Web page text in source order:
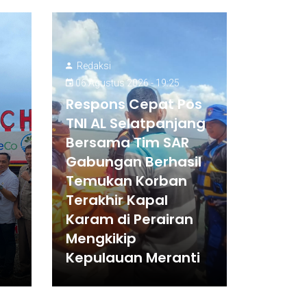
Redaksi
06 Agustus 2026 - 19:25
Respons Cepat Pos
TNI AL Selatpanjang
Bersama Tim SAR
Gabungan Berhasil
Temukan Korban
Terakhir Kapal
Karam di Perairan
Mengkikip
Kepulauan Meranti